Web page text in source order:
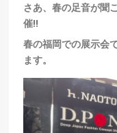
さあ、春の足音が聞
催!!
春の福岡での展示会
ます。